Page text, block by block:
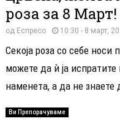
роза за 8 Март!
од Еспресо 10:30 - 8 март,
Секоја роза со себе носи
можете да ѝ ја испратите
наменета, а да не знаете
Ви Препорачуваме